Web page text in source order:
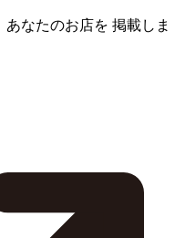
あなたのお店を 掲載しま